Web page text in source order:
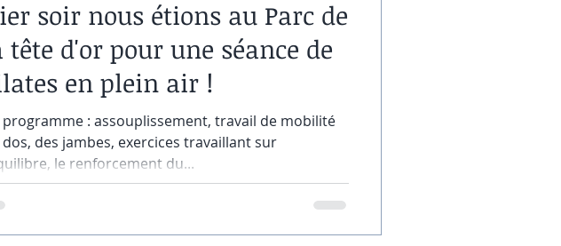
soir nous étions au Parc de
tête d'or pour une séance de
en plein air !
programme : assouplissement, travail de mobilité
des jambes, exercices travaillant sur
le renforcement du...